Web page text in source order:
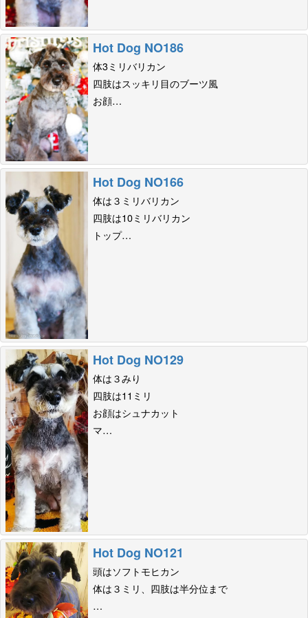
Hot Dog NO186
体3ミリバリカン
四肢はスッキリ目のブーツ風
お顔…
Hot Dog NO166
体は３ミリバリカン
四肢は10ミリバリカン
トップ…
Hot Dog NO129
体は３みり
四肢は11ミリ
お顔はシュナカット
マ…
Hot Dog NO121
頭はソフトモヒカン
体は３ミリ、四肢は半分位まで
…